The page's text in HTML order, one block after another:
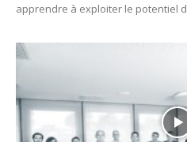
apprendre à exploiter le potentiel